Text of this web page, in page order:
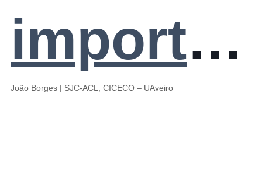
das
O caso
das
João Borges | SJC-ACL, CICECO – UAveiro